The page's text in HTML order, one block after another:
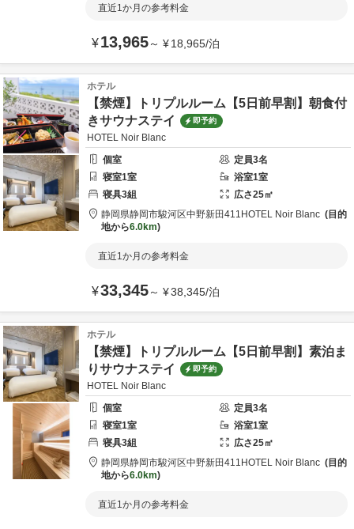
直近1か月の参考料金
¥13,965～ ¥18,965/泊
ホテル
【禁煙】トリプルルーム【5日前早割】朝食付
きサウナステイ
即予約
HOTEL Noir Blanc
個室
定員3名
寝室1室 浴室1室
寝具3組 広さ25㎡
静岡県静岡市駿河区中野新田411 HOTEL Noir Blanc
目的
地から6.0km
直近1か月の参考料金
¥33,345～ ¥38,345/泊
ホテル
【禁煙】トリプルルーム【5日前早割】素泊ま
りサウナステイ
即予約
HOTEL Noir Blanc
個室
定員3名
寝室1室 浴室1室
寝具3組 広さ25㎡
静岡県静岡市駿河区中野新田411 HOTEL Noir Blanc
目的
地から6.0km
直近1か月の参考料金